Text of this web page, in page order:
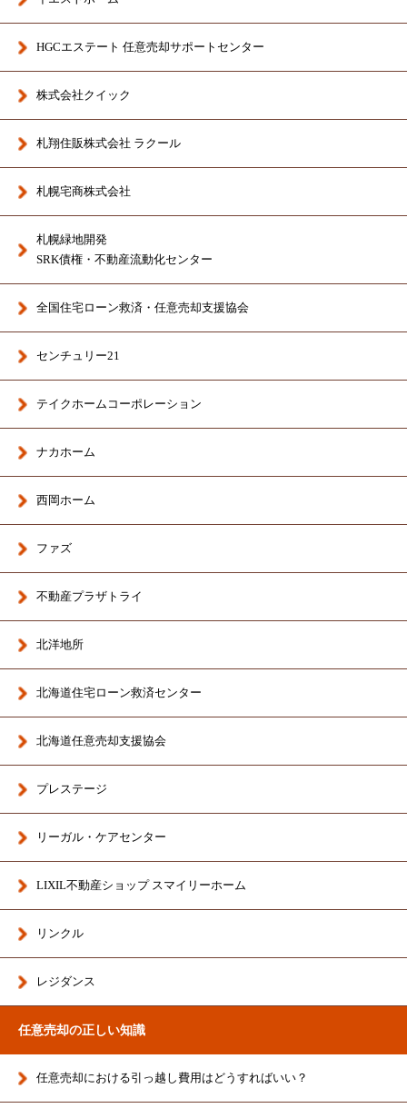
HGCエステート 任意売却サポートセンター
株式会社クイック
札翔住販株式会社 ラクール
札幌宅商株式会社
札幌緑地開発
SRK債権・不動産流動化センター
全国住宅ローン救済・任意売却支援協会
センチュリー21
テイクホームコーポレーション
ナカホーム
西岡ホーム
ファズ
不動産プラザトライ
北洋地所
北海道住宅ローン救済センター
北海道任意売却支援協会
プレステージ
リーガル・ケアセンター
LIXIL不動産ショップ スマイリーホーム
リンクル
レジダンス
任意売却の正しい知識
任意売却における引っ越し費用はどうすればいい？